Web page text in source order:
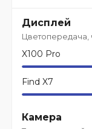
Дисплей
Цветопередача,
X100 Pro
Find X7
Камера